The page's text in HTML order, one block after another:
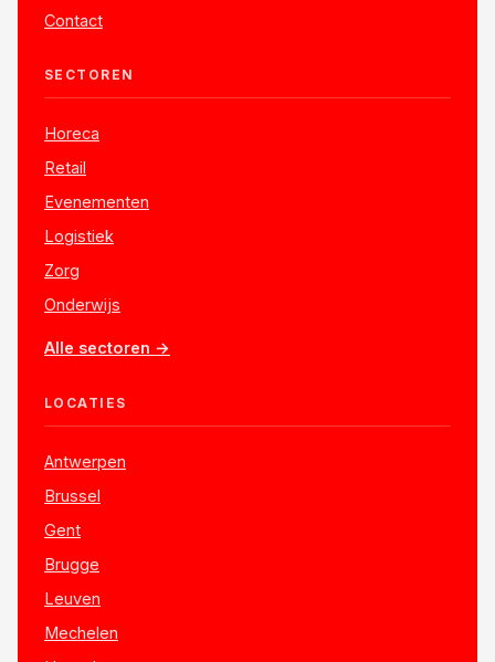
Contact
SECTOREN
Horeca
Retail
Evenementen
Logistiek
Zorg
Onderwijs
Alle sectoren →
LOCATIES
Antwerpen
Brussel
Gent
Brugge
Leuven
Mechelen